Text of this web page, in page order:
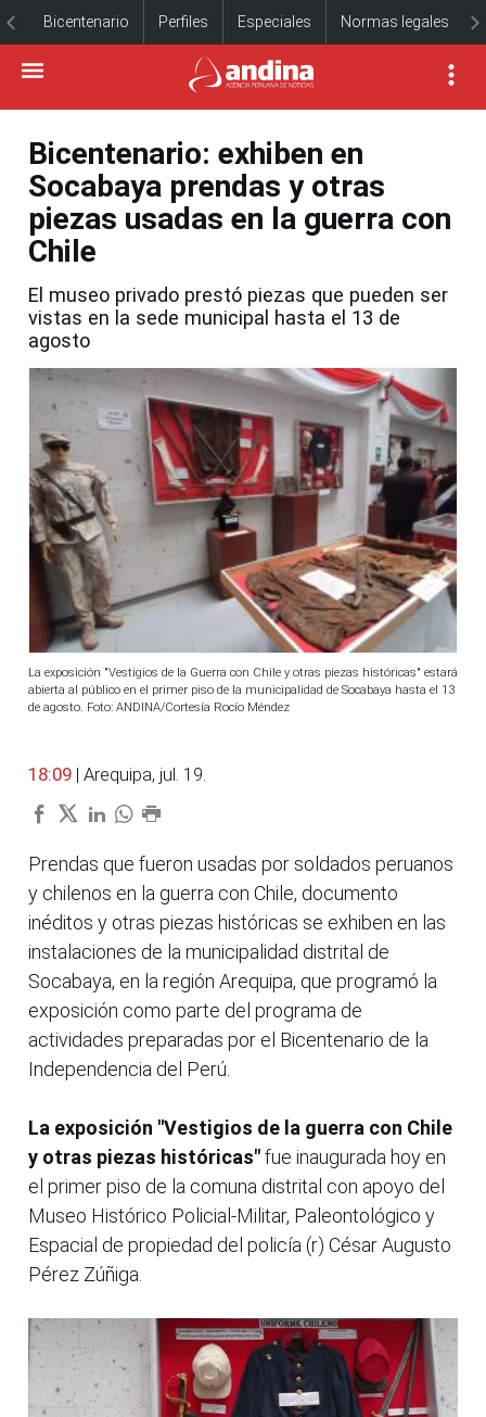
Bicentenario Perfiles Especiales Normas legales
Bicentenario: exhiben en
Socabaya prendas y otras
piezas usadas en la guerra con
Chile
El museo privado prestó piezas que pueden ser
vistas en la sede municipal hasta el 13 de
agosto
La exposición "Vestigios de la Guerra con Chile y otras piezas históricas" estará
abierta al público en el primer piso de la municipalidad de Socabaya hasta el 13
de agosto. Foto: ANDINA/Cortesía Rocío Méndez
18:09 | Arequipa, jul. 19.
Prendas que fueron usadas por soldados peruanos
y chilenos en la guerra con Chile, documento
inéditos y otras piezas históricas se exhiben en las
instalaciones de la municipalidad distrital de
Socabaya, en la región Arequipa, que programó la
exposición como parte del programa de
actividades preparadas por el Bicentenario de la
Independencia del Perú.
La exposición "Vestigios de la guerra con Chile
y otras piezas históricas"fue inaugurada hoy en
el primer piso de la comuna distrital con apoyo del
Museo Histórico Policial-Militar, Paleontológico y
Espacial de propiedad del policía (r) César Augusto
Pérez Zúñiga.